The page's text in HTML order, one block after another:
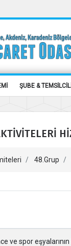
ŞUBE &
48.Grup
ve spor